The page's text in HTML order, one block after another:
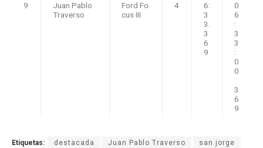
9
Juan Pablo
Traverso
Ford Fo
cus III
4
6:
3
3.
3
6
9
0
6
:
3
3
:
0
0
.
3
6
9
Etiquetas: destacada Juan Pablo Traverso san jorge